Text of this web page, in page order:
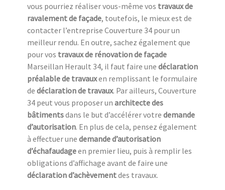
vous pourriez réaliser vous-même vos travaux de
ravalement de façade, toutefois, le mieux est de
contacter l’entreprise Couverture 34 pour un
meilleur rendu. En outre, sachez également que
pour vos travaux de rénovation de façade
Marseillan Herault 34, il faut faire une déclaration
préalable de travauxen remplissant le formulaire
de déclaration de travaux. Par ailleurs, Couverture
34 peut vous proposer un architecte des
bâtimentsdans le but d’accélérer votre demande
d’autorisation. En plus de cela, pensez également
à effectuer une demande d’autorisation
d’échafaudageen premier lieu, puis à remplir les
obligations d’affichage avant de faire une
déclaration d’achèvementdes travaux.